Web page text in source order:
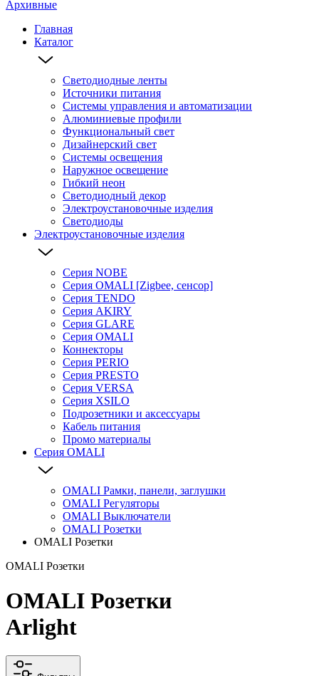
Архивные
Главная
Каталог
Светодиодные ленты
Источники питания
Системы управления и автоматизации
Алюминиевые профили
Функциональный свет
Дизайнерский свет
Системы освещения
Наружное освещение
Гибкий неон
Светодиодный декор
Электроустановочные изделия
Светодиоды
Электроустановочные изделия
Серия NOBE
Серия OMALI [Zigbee, сенсор]
Серия TENDO
Серия AKIRY
Серия GLARE
Серия OMALI
Коннекторы
Серия PERIO
Серия PRESTO
Серия VERSA
Серия XSILO
Подрозетники и аксессуары
Кабель питания
Промо материалы
Серия OMALI
OMALI Рамки, панели, заглушки
OMALI Регуляторы
OMALI Выключатели
OMALI Розетки
OMALI Розетки
OMALI Розетки
OMALI Розетки
Arlight